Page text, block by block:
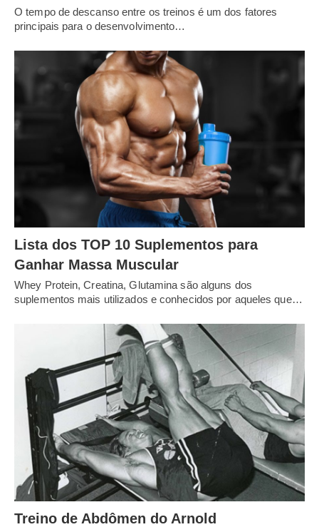
O tempo de descanso entre os treinos é um dos fatores
principais para o desenvolvimento…
Lista dos TOP 10 Suplementos para
Ganhar Massa Muscular
Whey Protein, Creatina, Glutamina são alguns dos
suplementos mais utilizados e conhecidos por aqueles que…
Treino de Abdômen do Arnold